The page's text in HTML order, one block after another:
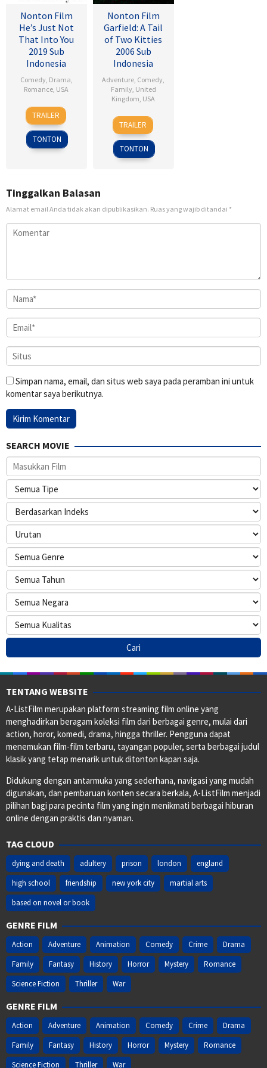
Nonton Film
He’s Just Not
That Into You
2019 Sub
Indonesia
Comedy, Drama,
Romance, USA
6
Feb
2009
Ken
Kwapis
TRAILER
TONTON
Nonton Film
Garfield: A Tail
of Two Kitties
2006 Sub
Indonesia
Adventure, Comedy,
Family, United
Kingdom, USA
15
Jun
2006
Tim
Hill
TRAILER
TONTON
Tinggalkan Balasan
Alamat email Anda tidak akan dipublikasikan. Ruas yang wajib ditandai *
Simpan nama, email, dan situs web saya pada peramban ini untuk
komentar saya berikutnya.
SEARCH MOVIE
TENTANG WEBSITE
A-ListFilm merupakan platform streaming film online yang
menghadirkan beragam koleksi film dari berbagai genre, mulai dari
action, horor, komedi, drama, hingga thriller. Pengguna dapat
menemukan film-film terbaru, tayangan populer, serta berbagai judul
klasik yang tetap menarik untuk ditonton kapan saja.
Didukung dengan antarmuka yang sederhana, navigasi yang mudah
digunakan, dan pembaruan konten secara berkala, A-ListFilm menjadi
pilihan bagi para pecinta film yang ingin menikmati berbagai hiburan
online dengan praktis dan nyaman.
TAG CLOUD
dying and death adultery prison london
england
high school
friendship new york city
martial arts
based on novel or book
GENRE FILM
Action Adventure Animation Comedy Crime
Drama
Family
Fantasy History Horror Mystery
Romance
Science Fiction
Thriller War
GENRE FILM
Action Adventure Animation Comedy Crime
Drama
Family
Fantasy History Horror Mystery
Romance
Science Fiction
Thriller War